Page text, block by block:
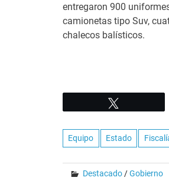
entregaron 900
camionetas tipo Suv,
chalecos balísticos.
Equipo Estado
Destacado/Gobierno